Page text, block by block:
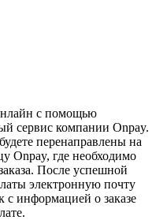
с помощью
сервис компании Onpay.
перенаправлены на
Onpay, где необходимо
После успешной
электронную почту
с информацией о заказе